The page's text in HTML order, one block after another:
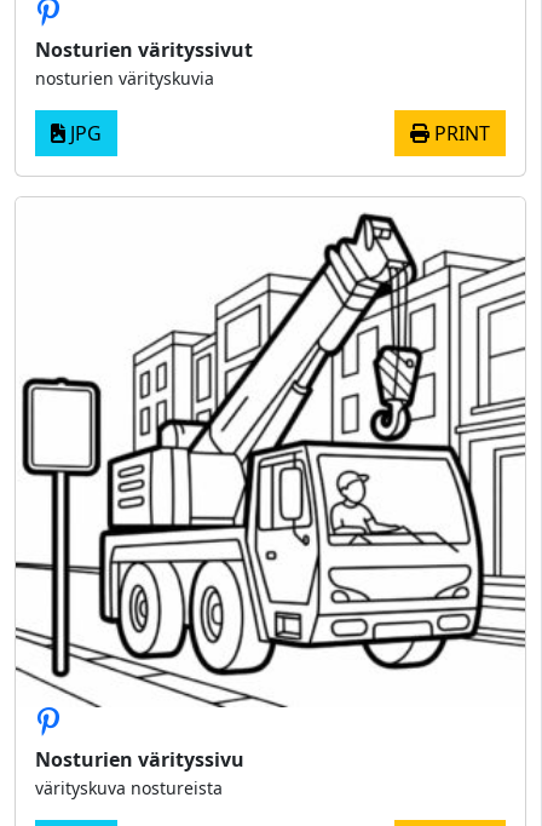
Nosturien värityssivut
nosturien värityskuvia
JPG PRINT
Nosturien värityssivu
värityskuva nostureista